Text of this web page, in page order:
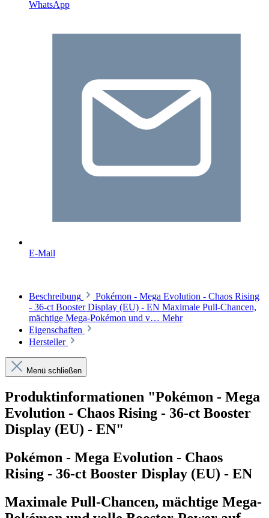
WhatsApp
E-Mail
Beschreibung
Pokémon - Mega Evolution - Chaos Rising
- 36-ct Booster Display (EU) - EN Maximale Pull-Chancen,
mächtige Mega-Pokémon und v… Mehr
Eigenschaften
Hersteller
Menü schließen
Produktinformationen "Pokémon - Mega
Evolution - Chaos Rising - 36-ct Booster
Display (EU) - EN"
Pokémon - Mega Evolution - Chaos
Rising - 36-ct Booster Display (EU) - EN
Maximale Pull-Chancen, mächtige Mega-